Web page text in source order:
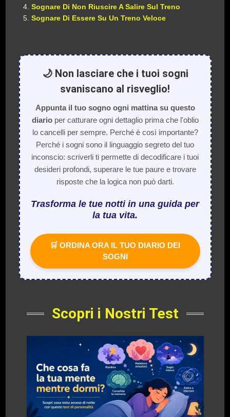
Sognare Di Non Riuscire A Salire Sul Treno
Sognare Di Essere Su Un Treno Veloce
🌙 Non lasciare che i tuoi sogni
svaniscano al risveglio!
Appunta il tuo sogno ogni mattina su questo
diarioper catturare ogni dettaglio prima che l'oblio
lo cancelli per sempre. Perché è così importante?
Perché i sogni sono il linguaggio segreto del tuo
inconscio: scriverli ti permette di decodificare i tuoi
desideri profondi, superare le tue paure e trovare
risposte che la logica non può darti.
Trasforma le tue notti in una guida per
la tua vita.
🛒 ORDINA ORA IL TUO DIARIO DEI
SOGNI
Scopri i Nostri Test